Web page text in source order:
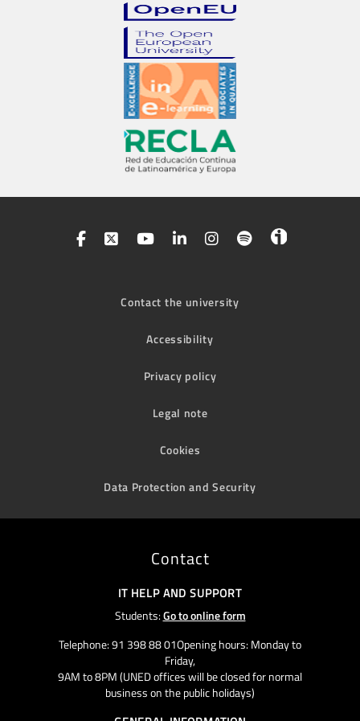
Contact the university
Accessibility
Privacy policy
Legal note
Cookies
Data Protection and Security
Contact
IT HELP AND SUPPORT
Students:Go to online form
Telephone: 91 398 88 01Opening hours: Monday to
Friday,
9AM to 8PM (UNED offices will be closed for normal
business on the public holidays)